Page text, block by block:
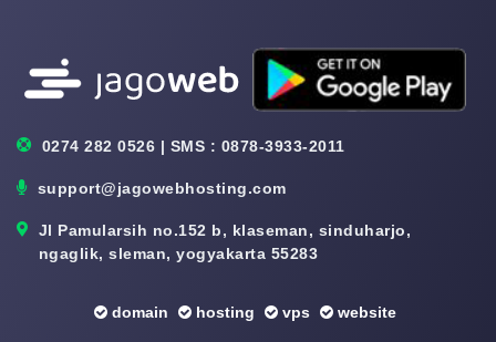
0274 282 0526 | SMS : 0878-3933-2011
support@jagowebhosting.com
Jl Pamularsih no.152 b, klaseman, sinduharjo,
ngaglik, sleman, yogyakarta 55283
domain hosting vps website